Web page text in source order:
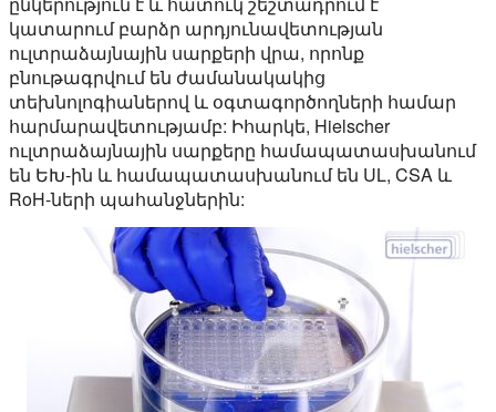
կատարում բարձր արդյունավետության
ուլտրաձայնային սարքերի վրա, որոնք
բնութագրվում են ժամանակակից
տեխնոլոգիաներով և օգտագործողների համար
հարմարավետությամբ: Իհարկե, Hielscher
ուլտրաձայնային սարքերը համապատասխանում
են ԵԽ-ին և համապատասխանում են UL, CSA և
RoH-ների պահանջներին: